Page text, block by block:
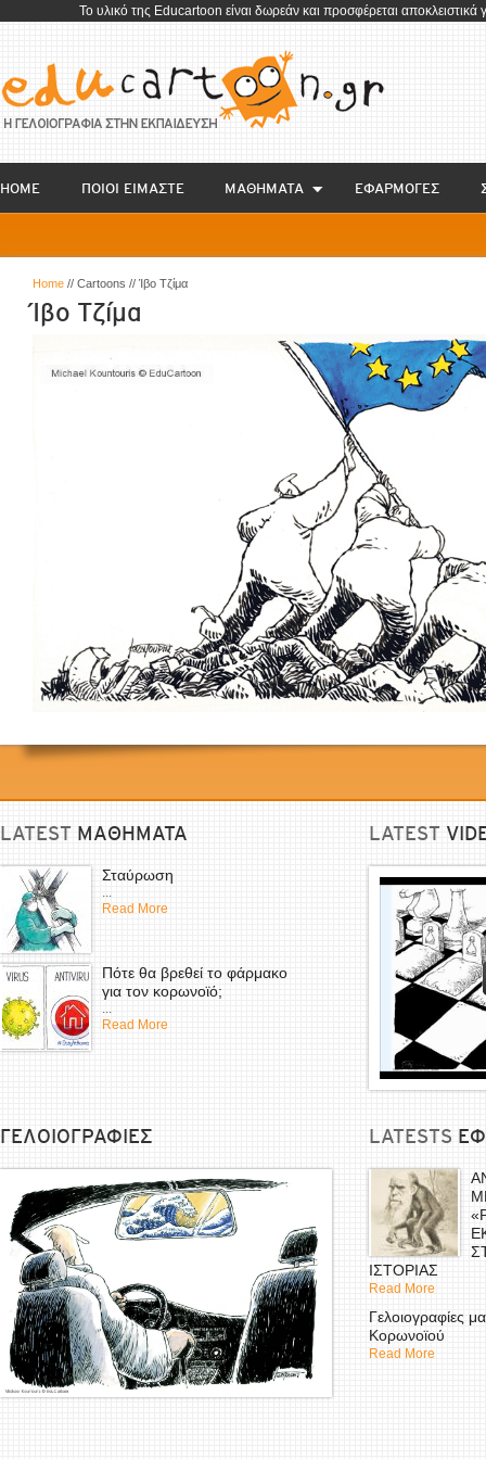
To υλικό της Educartoon είναι δωρεάν και προσφέρεται
HOME ΠΟΙΟΙ ΕΙΜΑΣΤΕ ΜΑΘΗΜΑΤΑ EΦΑΡΜΟΓΕΣ
Home // Cartoons // Ίβο Τζίμα
Ίβο Τζίμα
LATEST ΜΑΘΗΜΑΤΑ
Σταύρωση
...
Read More
Πότε θα βρεθεί το φάρμακο
για τον κορωνοϊό;
...
Read More
LATEST
ΓΕΛΟΙΟΓΡΑΦΙΕΣ LATESTS
ΙΣΤΟΡΙΑΣ
Read More
Γελοιογραφίες
Κορωνοϊού
Read More